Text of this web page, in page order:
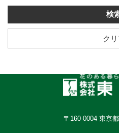
ク
〒160-0004 東京